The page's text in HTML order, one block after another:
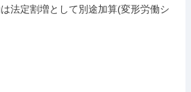
法定割増として別途加算(変形労働シ